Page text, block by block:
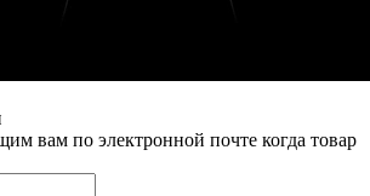
вам по электронной почте когда товар